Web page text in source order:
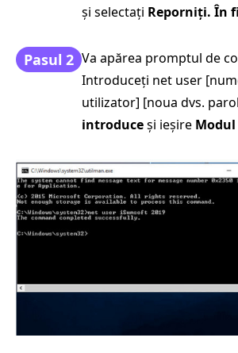
și selectați Reporniți. În
Pasul 2 Va apărea promptul de
Introduceți net user
utilizator] [noua dvs.
introduceși ieșire